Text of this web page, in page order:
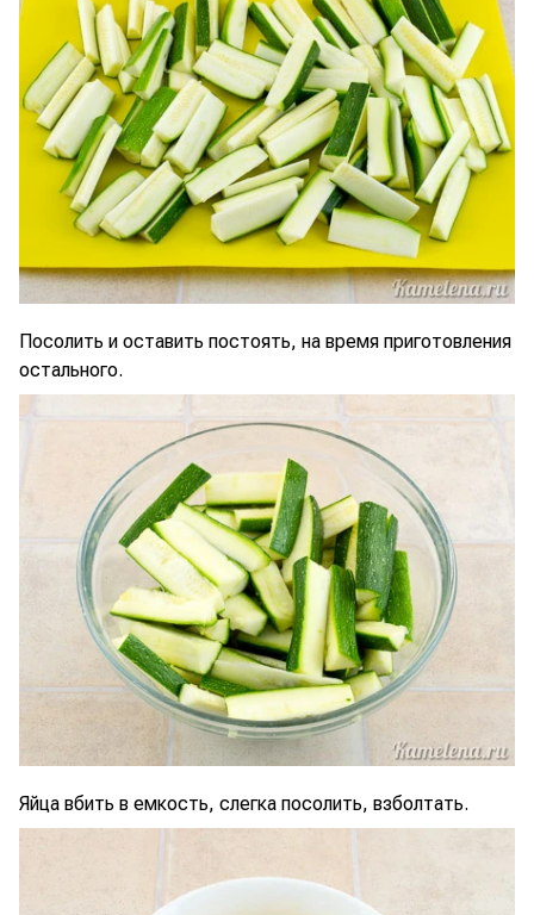
Посолить и оставить постоять, на время приготовления
остального.
Яйца вбить в емкость, слегка посолить, взболтать.